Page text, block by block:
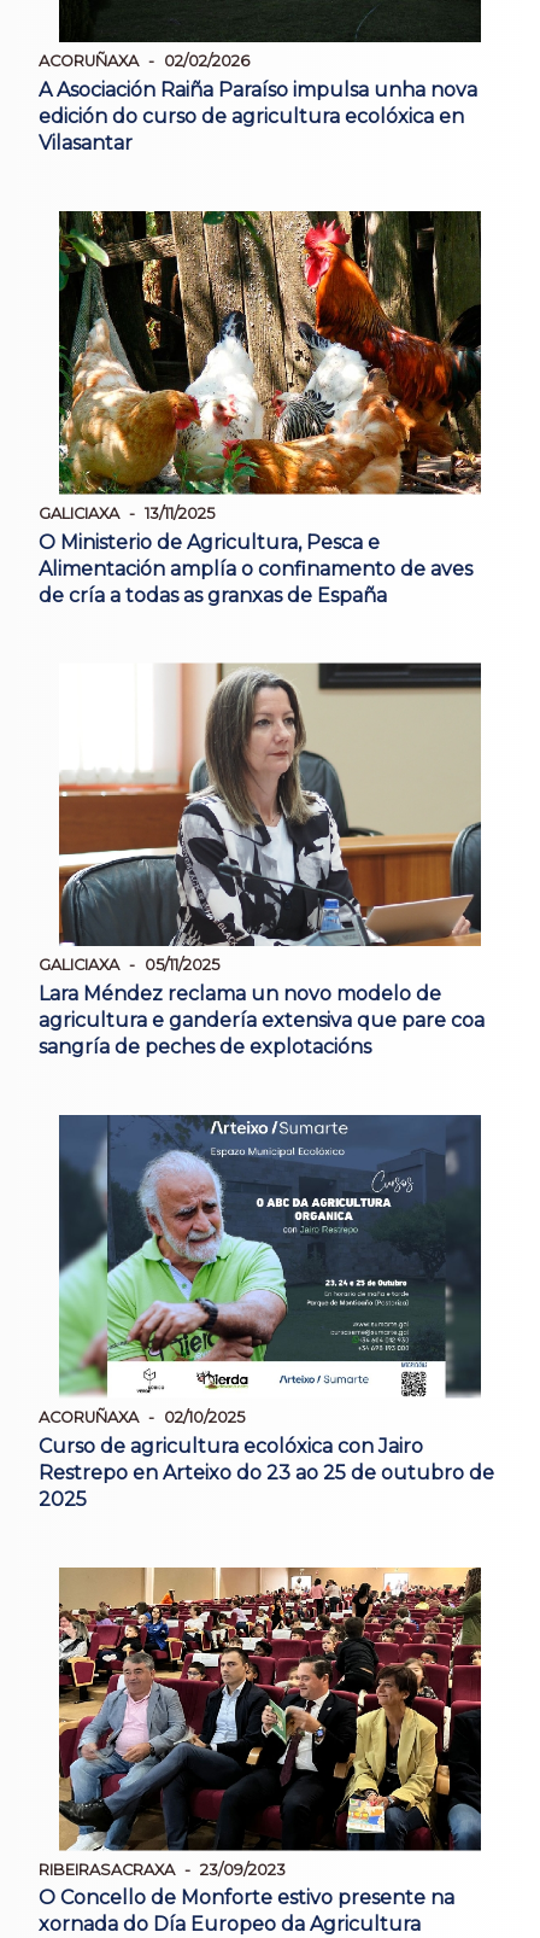
ACORUÑAXA 02/02/2026
A Asociación Raiña Paraíso impulsa unha nova
edición do curso de agricultura ecolóxica en
Vilasantar
GALICIAXA 13/11/2025
O Ministerio de Agricultura, Pesca e
Alimentación amplía o confinamento de aves
de cría a todas as granxas de España
GALICIAXA 05/11/2025
Lara Méndez reclama un novo modelo de
agricultura e gandería extensiva que pare coa
sangría de peches de explotacións
ACORUÑAXA 02/10/2025
Curso de agricultura ecolóxica con Jairo
Restrepo en Arteixo do 23 ao 25 de outubro de
2025
RIBEIRASACRAXA 23/09/2023
O Concello de Monforte estivo presente na
xornada do Día Europeo da Agricultura